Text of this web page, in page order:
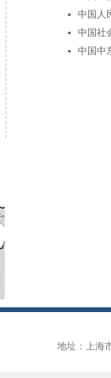
中国人
中国社
中国中
地址：上海